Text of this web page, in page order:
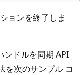
ョンを終了しま
ンドルを同期 API
を次のサンプル コ